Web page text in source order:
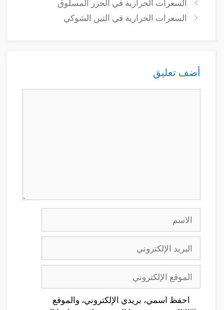
السعرات الحرارية في الجزر المسلوق
السعرات الحرارية في التين الشوكي
أضف تعليق
الإلكتروني
الإلكتروني
احفظ اسمي، بريدي الإلكتروني، والموقع